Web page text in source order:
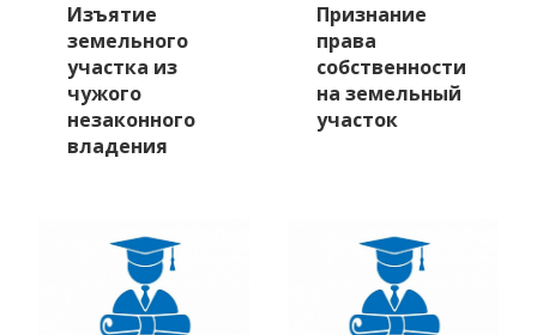
Изъятие
земельного
участка из
чужого
незаконного
владения
Признание
права
собственности
на земельный
участок